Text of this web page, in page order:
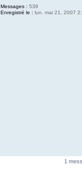
Messages : 539
Enregistré le : lun. mai 21, 2007
1